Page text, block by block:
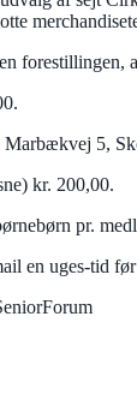
forestillingen,
Marbækvej 5,
kr. 200,00.
pr.
en uges-tid